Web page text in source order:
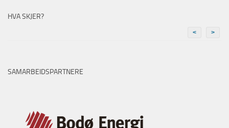
HVA SKJER?
< >
SAMARBEIDSPARTNERE